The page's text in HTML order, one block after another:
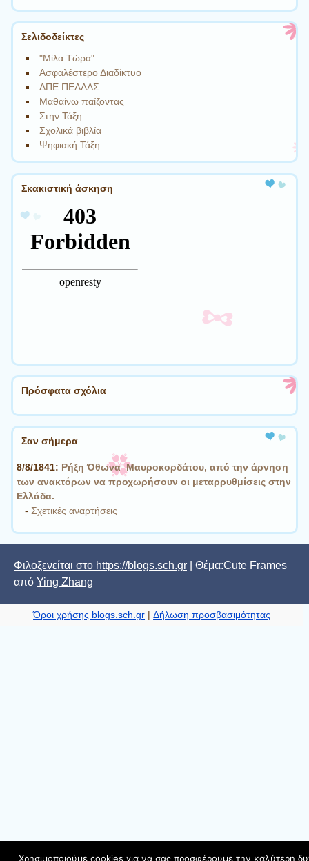
Σελιδοδείκτες
"Μίλα Τώρα"
Ασφαλέστερο Διαδίκτυο
ΔΠΕ ΠΕΛΛΑΣ
Μαθαίνω παίζοντας
Στην Τάξη
Σχολικά βιβλία
Ψηφιακή Τάξη
Σκακιστική άσκηση
Πρόσφατα σχόλια
Σαν σήμερα
8/8/1841: Ρήξη Όθωνα  Μαυροκορδάτου, από την άρνηση
των ανακτόρων να προχωρήσουν οι μεταρρυθμίσεις στην
Ελλάδα.
- Σχετικές αναρτήσεις
Φιλοξενείται στο https://blogs.sch.gr | Θέμα:Cute Frames
από Ying Zhang
Όροι χρήσης blogs.sch.gr |Δήλωση προσβασιμότητας
Χρησιμοποιούμε cookies για να σας προσφέρουμε την καλύτερη